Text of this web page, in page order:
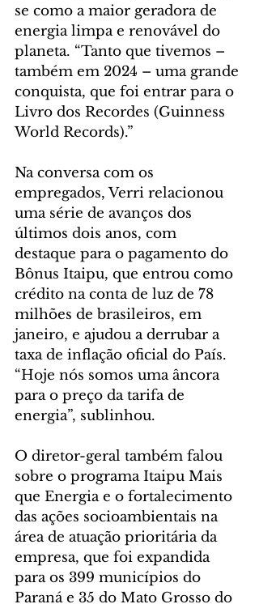
se como a maior geradora de
energia limpa e renovável do
planeta. “Tanto que tivemos –
também em 2024 – uma grande
conquista, que foi entrar para o
Livro dos Recordes (Guinness
World Records).”
Na conversa com os
empregados, Verri relacionou
uma série de avanços dos
últimos dois anos, com
destaque para o pagamento do
Bônus Itaipu, que entrou como
crédito na conta de luz de 78
milhões de brasileiros, em
janeiro, e ajudou a derrubar a
taxa de inflação oficial do País.
“Hoje nós somos uma âncora
para o preço da tarifa de
energia”, sublinhou.
O diretor-geral também falou
sobre o programa Itaipu Mais
que Energia e o fortalecimento
das ações socioambientais na
área de atuação prioritária da
empresa, que foi expandida
para os 399 municípios do
Paraná e 35 do Mato Grosso do